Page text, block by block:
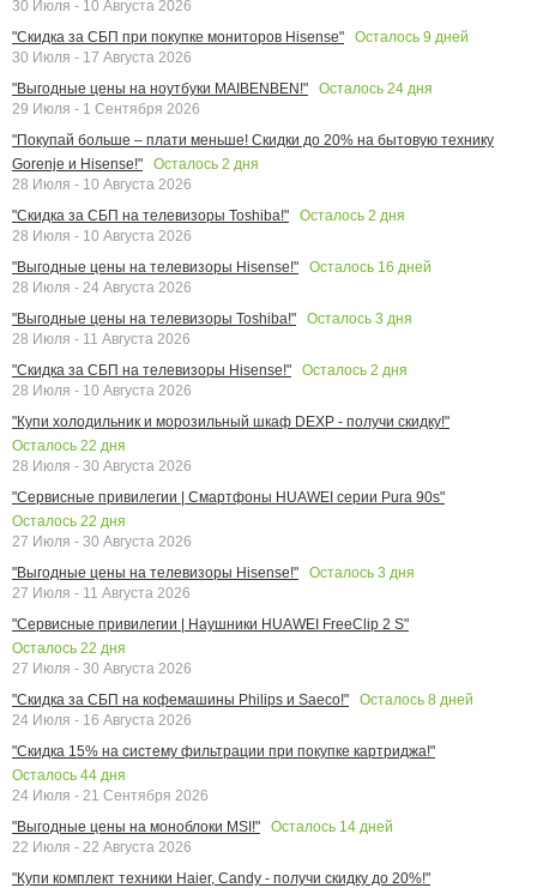
30 Июля - 10 Августа 2026
"Скидка за СБП при покупке мониторов Hisense"
Осталось 9 дней
30 Июля - 17 Августа 2026
"Выгодные цены на ноутбуки MAIBENBEN!"
Осталось 24 дня
29 Июля - 1 Сентября 2026
"Покупай больше – плати меньше! Скидки до 20% на бытовую технику
Gorenje и Hisense!"
Осталось 2 дня
28 Июля - 10 Августа 2026
"Скидка за СБП на телевизоры Toshiba!"
Осталось 2 дня
28 Июля - 10 Августа 2026
"Выгодные цены на телевизоры Hisense!"
Осталось 16 дней
28 Июля - 24 Августа 2026
"Выгодные цены на телевизоры Toshiba!"
Осталось 3 дня
28 Июля - 11 Августа 2026
"Скидка за СБП на телевизоры Hisense!"
Осталось 2 дня
28 Июля - 10 Августа 2026
"Купи холодильник и морозильный шкаф DEXP - получи скидку!"
Осталось 22 дня
28 Июля - 30 Августа 2026
"Сервисные привилегии | Смартфоны HUAWEI серии Pura 90s"
Осталось 22 дня
27 Июля - 30 Августа 2026
"Выгодные цены на телевизоры Hisense!"
Осталось 3 дня
27 Июля - 11 Августа 2026
"Сервисные привилегии | Наушники HUAWEI FreeClip 2 S"
Осталось 22 дня
27 Июля - 30 Августа 2026
"Скидка за СБП на кофемашины Philips и Saeco!"
Осталось 8 дней
24 Июля - 16 Августа 2026
"Скидка 15% на систему фильтрации при покупке картриджа!"
Осталось 44 дня
24 Июля - 21 Сентября 2026
"Выгодные цены на моноблоки MSI!"
Осталось 14 дней
22 Июля - 22 Августа 2026
"Купи комплект техники Haier, Candy - получи скидку до 20%!"